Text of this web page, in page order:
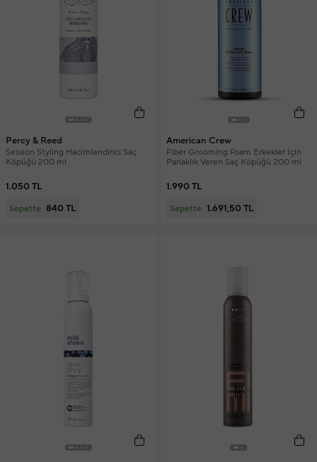
Percy & Reed
Session Styling Hacimlendirici Saç
Köpüğü 200 ml
1.050 TL
Sepette 840 TL
American Crew
Fiber Grooming Foam Erkekler İçin
Parlaklık Veren Saç Köpüğü 200 ml
1.990 TL
Sepette 1.691,50 TL